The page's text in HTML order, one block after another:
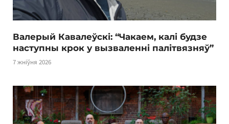
Валерый Кавалеўскі: “Чакаем, калі будзе
наступны крок у вызваленні палітвязняў”
7 жніўня 2026